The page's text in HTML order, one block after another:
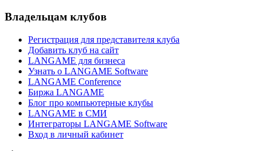
Владельцам клубов
Регистрация для представителя клуба
Добавить клуб на сайт
LANGAME для бизнеса
Узнать о LANGAME Software
LANGAME Conference
Биржа LANGAME
Блог про компьютерные клубы
LANGAME в СМИ
Интеграторы LANGAME Software
Вход в личный кабинет